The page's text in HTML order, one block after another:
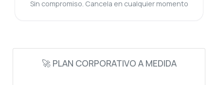
Sin compromiso. Cancela en cualquier momento
🚀 PLAN CORPORATIVO A MEDIDA